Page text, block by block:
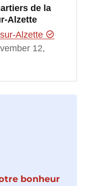
de la
Alzette
Alzette
12,
bonheur